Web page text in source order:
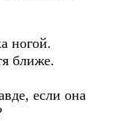
ногой.
ближе.
если она